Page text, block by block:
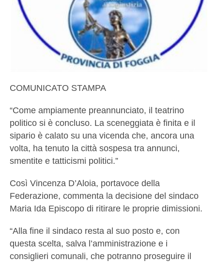
COMUNICATO STAMPA
“Come ampiamente preannunciato, il teatrino
politico si è concluso. La sceneggiata è finita e il
sipario è calato su una vicenda che, ancora una
volta, ha tenuto la città sospesa tra annunci,
smentite e tatticismi politici.”
Così Vincenza D’Aloia, portavoce della
Federazione, commenta la decisione del sindaco
Maria Ida Episcopo di ritirare le proprie dimissioni.
“Alla fine il sindaco resta al suo posto e, con
questa scelta, salva l’amministrazione e i
consiglieri comunali, che potranno proseguire il